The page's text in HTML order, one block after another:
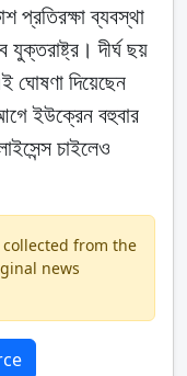
ব্যবস্থা
যুক্তরাষ্ট্র। দীর্ঘ ছয়
ঘোষণা দিয়েছেন
ইউক্রেন বহুবার
চাইলেও
from the
news